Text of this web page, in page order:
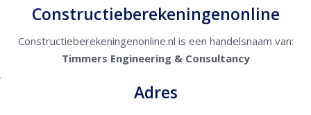
Constructieberekeningenonline
Constructieberekeningenonline.nl is een handelsnaam van:
Timmers Engineering & Consultancy
Adres